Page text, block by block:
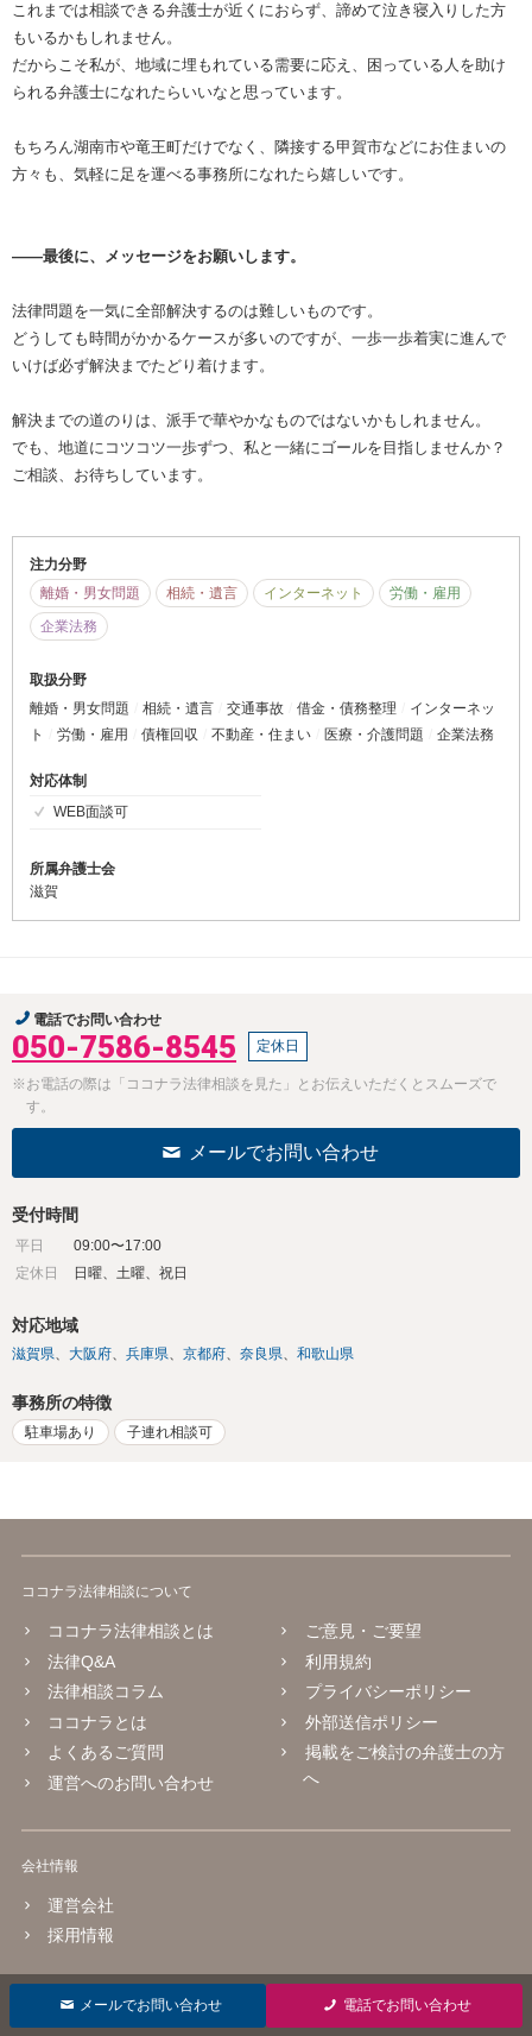
これまでは相談できる弁護士が近くにおらず、諦めて泣き寝入りした方
もいるかもしれません。
だからこそ私が、地域に埋もれている需要に応え、困っている人を助け
られる弁護士になれたらいいなと思っています。
もちろん湖南市や竜王町だけでなく、隣接する甲賀市などにお住まいの
方々も、気軽に足を運べる事務所になれたら嬉しいです。
――最後に、メッセージをお願いします。
法律問題を一気に全部解決するのは難しいものです。
どうしても時間がかかるケースが多いのですが、一歩一歩着実に進んで
いけば必ず解決までたどり着けます。
解決までの道のりは、派手で華やかなものではないかもしれません。
でも、地道にコツコツ一歩ずつ、私と一緒にゴールを目指しませんか？
ご相談、お待ちしています。
注力分野
離婚・男女問題
相続・遺言 インターネット
労働・雇用
企業法務
取扱分野
離婚・男女問題
相続・遺言 交通事故 借金・債務整理
インターネッ
ト
労働・雇用 債権回収 不動産・住まい 医療・介護問題 企業法務
対応体制
WEB面談可
所属弁護士会
滋賀
電話でお問い合わせ
050-7586-8545 定休日
※お電話の際は「ココナラ法律相談を見た」とお伝えいただくとスムーズで
す。
メールでお問い合わせ
受付時間
平日
09:00〜17:00
定休日
日曜、土曜、祝日
対応地域
滋賀県 大阪府 兵庫県 京都府 奈良県 和歌山県
事務所の特徴
駐車場あり 子連れ相談可
メールでお問い合わせ 電話でお問い合わせ
ココナラ法律相談について
ココナラ法律相談とは
法律Q&A
法律相談コラム
ココナラとは
よくあるご質問
運営へのお問い合わせ
ご意見・ご要望
利用規約
プライバシーポリシー
外部送信ポリシー
掲載をご検討の弁護士の方
へ
会社情報
運営会社
採用情報